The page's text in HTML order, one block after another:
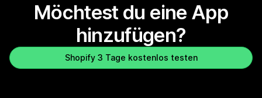
Möchtest du eine App
hinzufügen?
Shopify 3 Tage kostenlos testen